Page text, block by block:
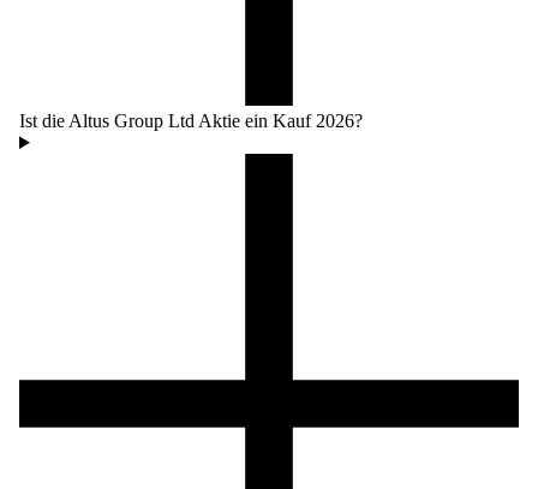
Ist die Altus Group Ltd Aktie ein Kauf 2026?